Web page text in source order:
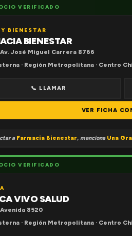
VERIFICADO
BIENESTAR
BIENESTAR
Av. José Miguel Carrera 8766
· Región Metropolitana · Centro
📞 LLAMAR
VER FICHA
a Farmacia Bienestar, menciona Una
VERIFICADO
VIVO SALUD
Avenida 8520
· Región Metropolitana · Centro